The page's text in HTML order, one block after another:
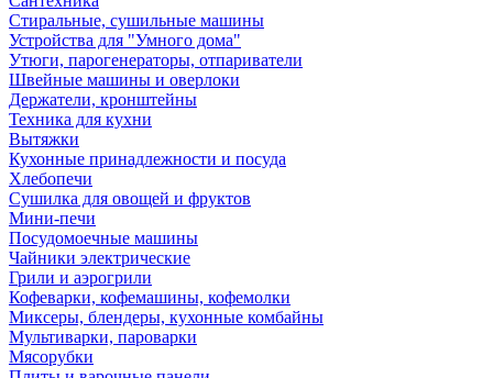
Стиральные, сушильные машины
Устройства для "Умного дома"
Утюги, парогенераторы, отпариватели
Швейные машины и оверлоки
Держатели, кронштейны
Техника для кухни
Вытяжки
Кухонные принадлежности и посуда
Хлебопечи
Сушилка для овощей и фруктов
Мини-печи
Посудомоечные машины
Чайники электрические
Грили и аэрогрили
Кофеварки, кофемашины, кофемолки
Миксеры, блендеры, кухонные комбайны
Мультиварки, пароварки
Мясорубки